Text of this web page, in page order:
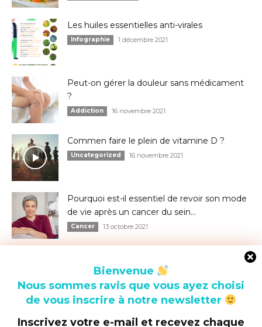
Bienvenue
Nous sommes ravis que vous ayez choisi
de vous inscrire à notre newsletter
Inscrivez votre e-mail et recevez chaque
Les huiles essentielles anti-virales
Infographie 1 décembre 2021
Peut-on gérer la douleur sans médicament
?
Addiction 16 novembre 2021
Commen faire le plein de vitamine D ?
Uncategorized 16 novembre 2021
Pourquoi est-il essentiel de revoir son mode
de vie après un cancer du sein...
Cancer 13 octobre 2021
Bienvenue
Nous sommes ravis que vous ayez choisi
de vous inscrire à notre newsletter
Inscrivez votre e-mail et recevez chaque